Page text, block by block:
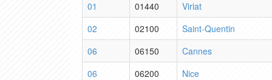
01
01440
Viriat
02
02100
Saint-Quentin
06
06150
Cannes
06
06200
Nice